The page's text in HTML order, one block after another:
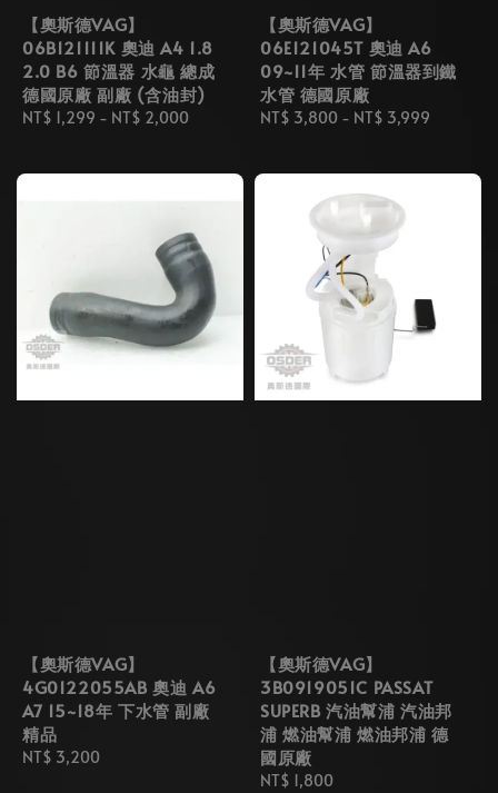
【奧斯德VAG】
06B121111K 奧迪 A4 1.8
2.0 B6 節溫器 水龜 總成
德國原廠 副廠 (含油封)
Regular
NT$ 1,299 - NT$ 2,000
【奧斯德VAG】
06E121045T 奧迪 A6
09~11年 水管 節溫器到鐵
水管 德國原廠
Regular
NT$ 3,800 - NT$ 3,999
【奧斯德VAG】
4G0122055AB 奧迪 A6
A7 15~18年 下水管 副廠
精品
Regular
NT$ 3,200
【奧斯德VAG】
3B0919051C PASSAT
SUPERB 汽油幫浦 汽油邦
浦 燃油幫浦 燃油邦浦 德
國原廠
Regular
NT$ 1,800